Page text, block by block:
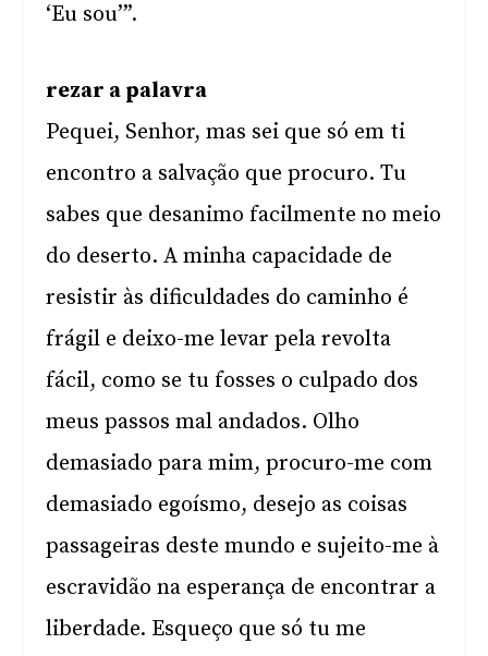
‘Eu sou’”.
rezar a palavra
Pequei, Senhor, mas sei que só em ti
encontro a salvação que procuro. Tu
sabes que desanimo facilmente no meio
do deserto. A minha capacidade de
resistir às dificuldades do caminho é
frágil e deixo-me levar pela revolta
fácil, como se tu fosses o culpado dos
meus passos mal andados. Olho
demasiado para mim, procuro-me com
demasiado egoísmo, desejo as coisas
passageiras deste mundo e sujeito-me à
escravidão na esperança de encontrar a
liberdade. Esqueço que só tu me